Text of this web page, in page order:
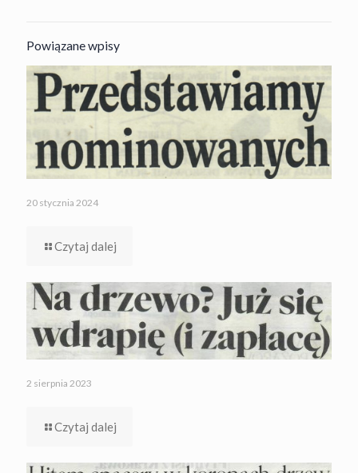
Powiązane wpisy
20 stycznia 2024
Czytaj dalej
2 sierpnia 2023
Czytaj dalej